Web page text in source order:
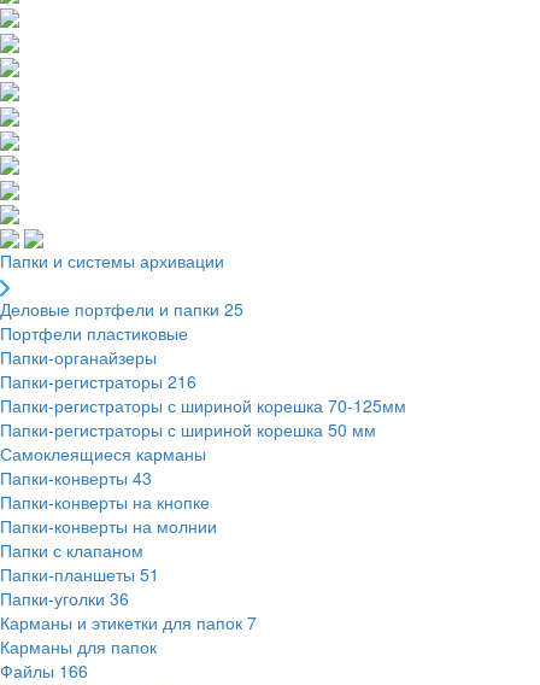
Папки и системы архивации
Деловые портфели и папки 25
Портфели пластиковые
Папки-органайзеры
Папки-регистраторы 216
Папки-регистраторы с шириной корешка 70-125мм
Папки-регистраторы с шириной корешка 50 мм
Самоклеящиеся карманы
Папки-конверты 43
Папки-конверты на кнопке
Папки-конверты на молнии
Папки с клапаном
Папки-планшеты 51
Папки-уголки 36
Карманы и этикетки для папок 7
Карманы для папок
Файлы 166